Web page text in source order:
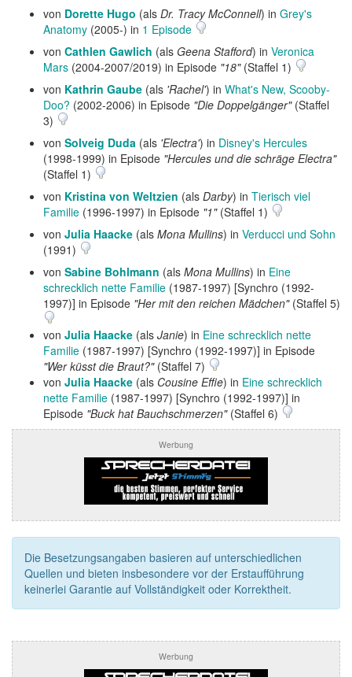
von Dorette Hugo (als Dr. Tracy McConnell) in Grey's
Anatomy (2005-) in 1 Episode
von Cathlen Gawlich (als Geena Stafford) in Veronica
Mars (2004-2007/2019) in Episode "18"(Staffel 1)
von Kathrin Gaube (als 'Rachel') in What's New, Scooby-
Doo? (2002-2006) in Episode "Die Doppelgänger"(Staffel
3)
von Solveig Duda (als 'Electra') in Disney's Hercules
(1998-1999) in Episode "Hercules und die schräge Electra"
(Staffel 1)
von Kristina von Weltzien (als Darby) in Tierisch viel
Familie (1996-1997) in Episode "1"(Staffel 1)
von Julia Haacke (als Mona Mullins) in Verducci und Sohn
(1991)
von Sabine Bohlmann (als Mona Mullins) in Eine
schrecklich nette Familie (1987-1997) [Synchro (1992-
1997)] in Episode "Her mit den reichen Mädchen"(Staffel 5)
von Julia Haacke (als Janie) in Eine schrecklich nette
Familie (1987-1997) [Synchro (1992-1997)] in Episode
"Wer küsst die Braut?"(Staffel 7)
von Julia Haacke (als Cousine Effie) in Eine schrecklich
nette Familie (1987-1997) [Synchro (1992-1997)] in
Episode "Buck hat Bauchschmerzen"(Staffel 6)
Werbung
Die Besetzungsangaben basieren auf unterschiedlichen
Quellen und bieten insbesondere vor der Erstaufführung
keinerlei Garantie auf Vollständigkeit oder Korrektheit.
Werbung